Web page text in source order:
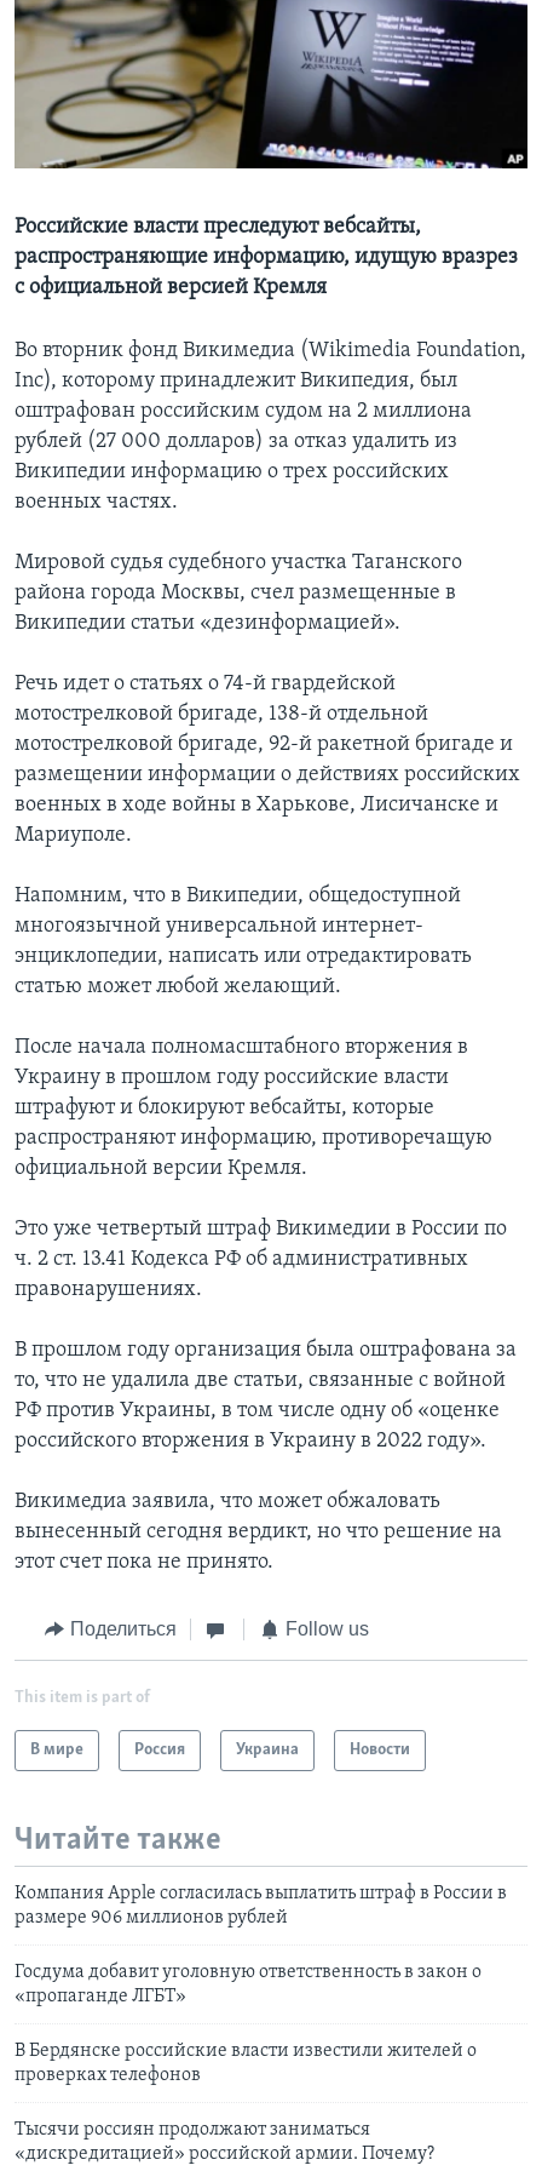
Learning English
СОЦИАЛЬНЫЕ СЕТИ
Языки
Российские власти преследуют вебсайты,
распространяющие информацию, идущую вразрез
с официальной версией Кремля
Во вторник фонд Викимедиа (Wikimedia Foundation,
Inc), которому принадлежит Википедия, был
оштрафован российским судом на 2 миллиона
рублей (27 000 долларов) за отказ удалить из
Википедии информацию о трех российских
военных частях.
Мировой судья судебного участка Таганского
района города Москвы, счел размещенные в
Википедии статьи «дезинформацией».
Речь идет о статьях о 74-й гвардейской
мотострелковой бригаде, 138-й отдельной
мотострелковой бригаде, 92-й ракетной бригаде и
размещении информации о действиях российских
военных в ходе войны в Харькове, Лисичанске и
Мариуполе.
Напомним, что в Википедии, общедоступной
многоязычной универсальной интернет-
энциклопедии, написать или отредактировать
статью может любой желающий.
После начала полномасштабного вторжения в
Украину в прошлом году российские власти
штрафуют и блокируют вебсайты, которые
распространяют информацию, противоречащую
официальной версии Кремля.
Это уже четвертый штраф Викимедии в России по
ч. 2 ст. 13.41 Кодекса РФ об административных
правонарушениях.
В прошлом году организация была оштрафована за
то, что не удалила две статьи, связанные с войной
РФ против Украины, в том числе одну об «оценке
российского вторжения в Украину в 2022 году».
Викимедиа заявила, что может обжаловать
вынесенный сегодня вердикт, но что решение на
этот счет пока не принято.
Поделиться Follow us
This item is part of
В мире Россия Украина Новости
Читайте также
Компания Apple cогласилась выплатить штраф в России в
размере 906 миллионов рублей
Госдума добавит уголовную ответственность в закон о
«пропаганде ЛГБТ»
В Бердянске российские власти известили жителей о
проверках телефонов
Тысячи россиян продолжают заниматься
«дискредитацией» российской армии. Почему?